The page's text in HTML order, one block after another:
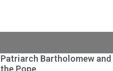
Patriarch Bartholomew and
the Pope